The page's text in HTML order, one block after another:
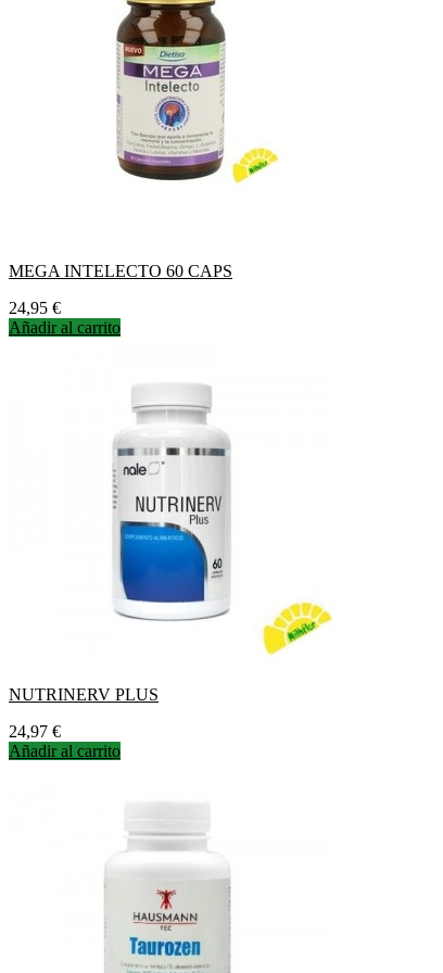
MEGA INTELECTO 60 CAPS
Precio
24,95 €
Añadir al carrito
NUTRINERV PLUS
Precio
24,97 €
Añadir al carrito